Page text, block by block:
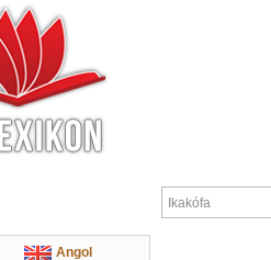
Angol